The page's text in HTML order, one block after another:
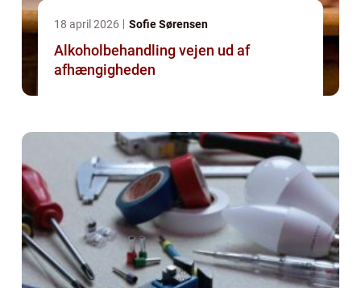
18 april 2026 Sofie Sørensen
Alkoholbehandling vejen ud af
afhængigheden